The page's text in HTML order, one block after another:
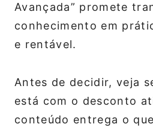
Avançada” promete
conhecimento em
e rentável.
Antes de decidir, veja
está com o desconto
conteúdo entrega o